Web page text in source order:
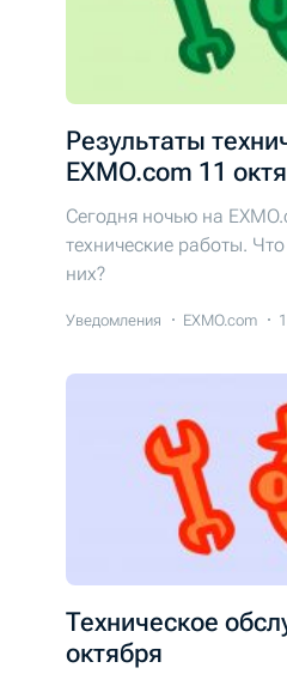
Результаты
EXMO.com 11
Сегодня ночью на
технические работы.
них?
Уведомления EXMO.com
Техническое
октября